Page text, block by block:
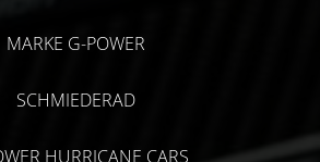
MARKE G-POWER
SCHMIEDERAD
HURRICANE CARS